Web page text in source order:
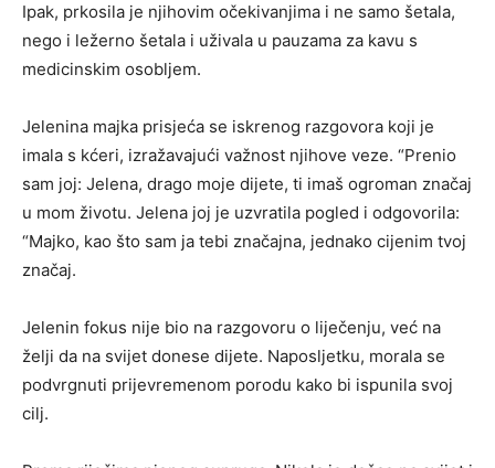
Ipak, prkosila je njihovim očekivanjima i ne samo šetala,
nego i ležerno šetala i uživala u pauzama za kavu s
medicinskim osobljem.
Jelenina majka prisjeća se iskrenog razgovora koji je
imala s kćeri, izražavajući važnost njihove veze. “Prenio
sam joj: Jelena, drago moje dijete, ti imaš ogroman značaj
u mom životu. Jelena joj je uzvratila pogled i odgovorila:
“Majko, kao što sam ja tebi značajna, jednako cijenim tvoj
značaj.
Jelenin fokus nije bio na razgovoru o liječenju, već na
želji da na svijet donese dijete. Naposljetku, morala se
podvrgnuti prijevremenom porodu kako bi ispunila svoj
cilj.